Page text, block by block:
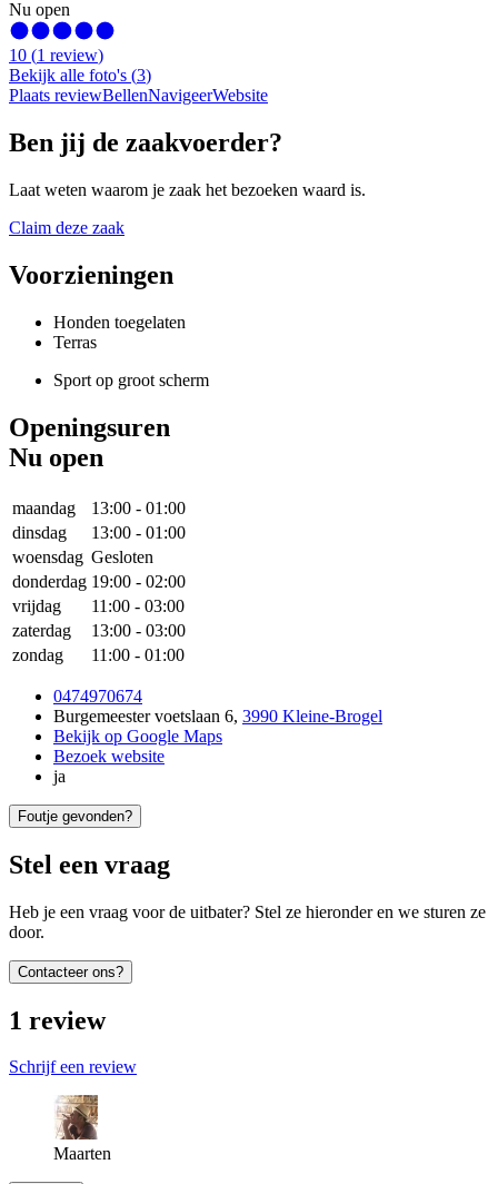
Nu open
10 (1 review)
Bekijk alle foto's (3)
Plaats reviewBellenNavigeerWebsite
Ben jij de zaakvoerder?
Laat weten waarom je zaak het bezoeken waard is.
Claim deze zaak
Voorzieningen
Honden toegelaten
Terras
Sport op groot scherm
Openingsuren
Nu open
maandag 13:00 - 01:00
dinsdag
13:00 - 01:00
woensdag Gesloten
donderdag 19:00 - 02:00
vrijdag
11:00 - 03:00
zaterdag
13:00 - 03:00
zondag
11:00 - 01:00
0474970674
Burgemeester voetslaan 6, 3990 Kleine-Brogel
Bekijk op Google Maps
Bezoek website
ja
Foutje gevonden?
Stel een vraag
Heb je een vraag voor de uitbater? Stel ze hieronder en we sturen ze
door.
Contacteer ons?
1 review
Schrijf een review
Maarten